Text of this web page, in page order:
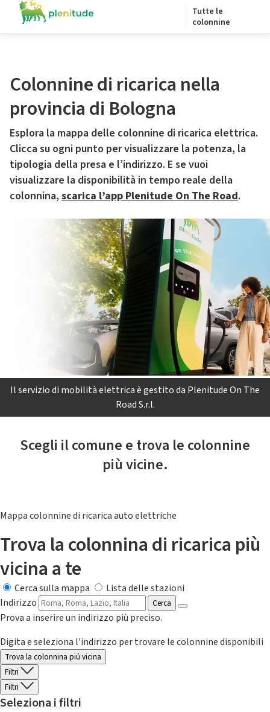
Tutte le
colonnine
Colonnine di ricarica nella
provincia di Bologna
Esplora la mappa delle colonnine di ricarica elettrica.
Clicca su ogni punto per visualizzare la potenza, la
tipologia della presa e l’indirizzo. E se vuoi
visualizzare la disponibilità in tempo reale della
colonnina, scarica l’app Plenitude On The Road.
Il servizio di mobilità elettrica è gestito da Plenitude On The
Road S.r.l.
Scegli il comune e trova le colonnine
più vicine.
Mappa colonnine di ricarica auto elettriche
Trova la colonnina di ricarica più
vicina a te
Cerca sulla mappa
Lista delle stazioni
Indirizzo
Cerca
Prova a inserire un indirizzo più preciso.
Digita e seleziona l'indirizzo per trovare le colonnine disponibili
Trova la colonnina piú vicina
Filtri
Filtri
Seleziona i filtri